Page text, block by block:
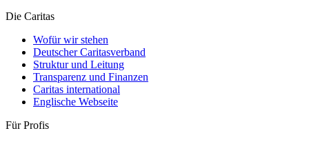
Die Caritas
Wofür wir stehen
Deutscher Caritasverband
Struktur und Leitung
Transparenz und Finanzen
Caritas international
Englische Webseite
Für Profis